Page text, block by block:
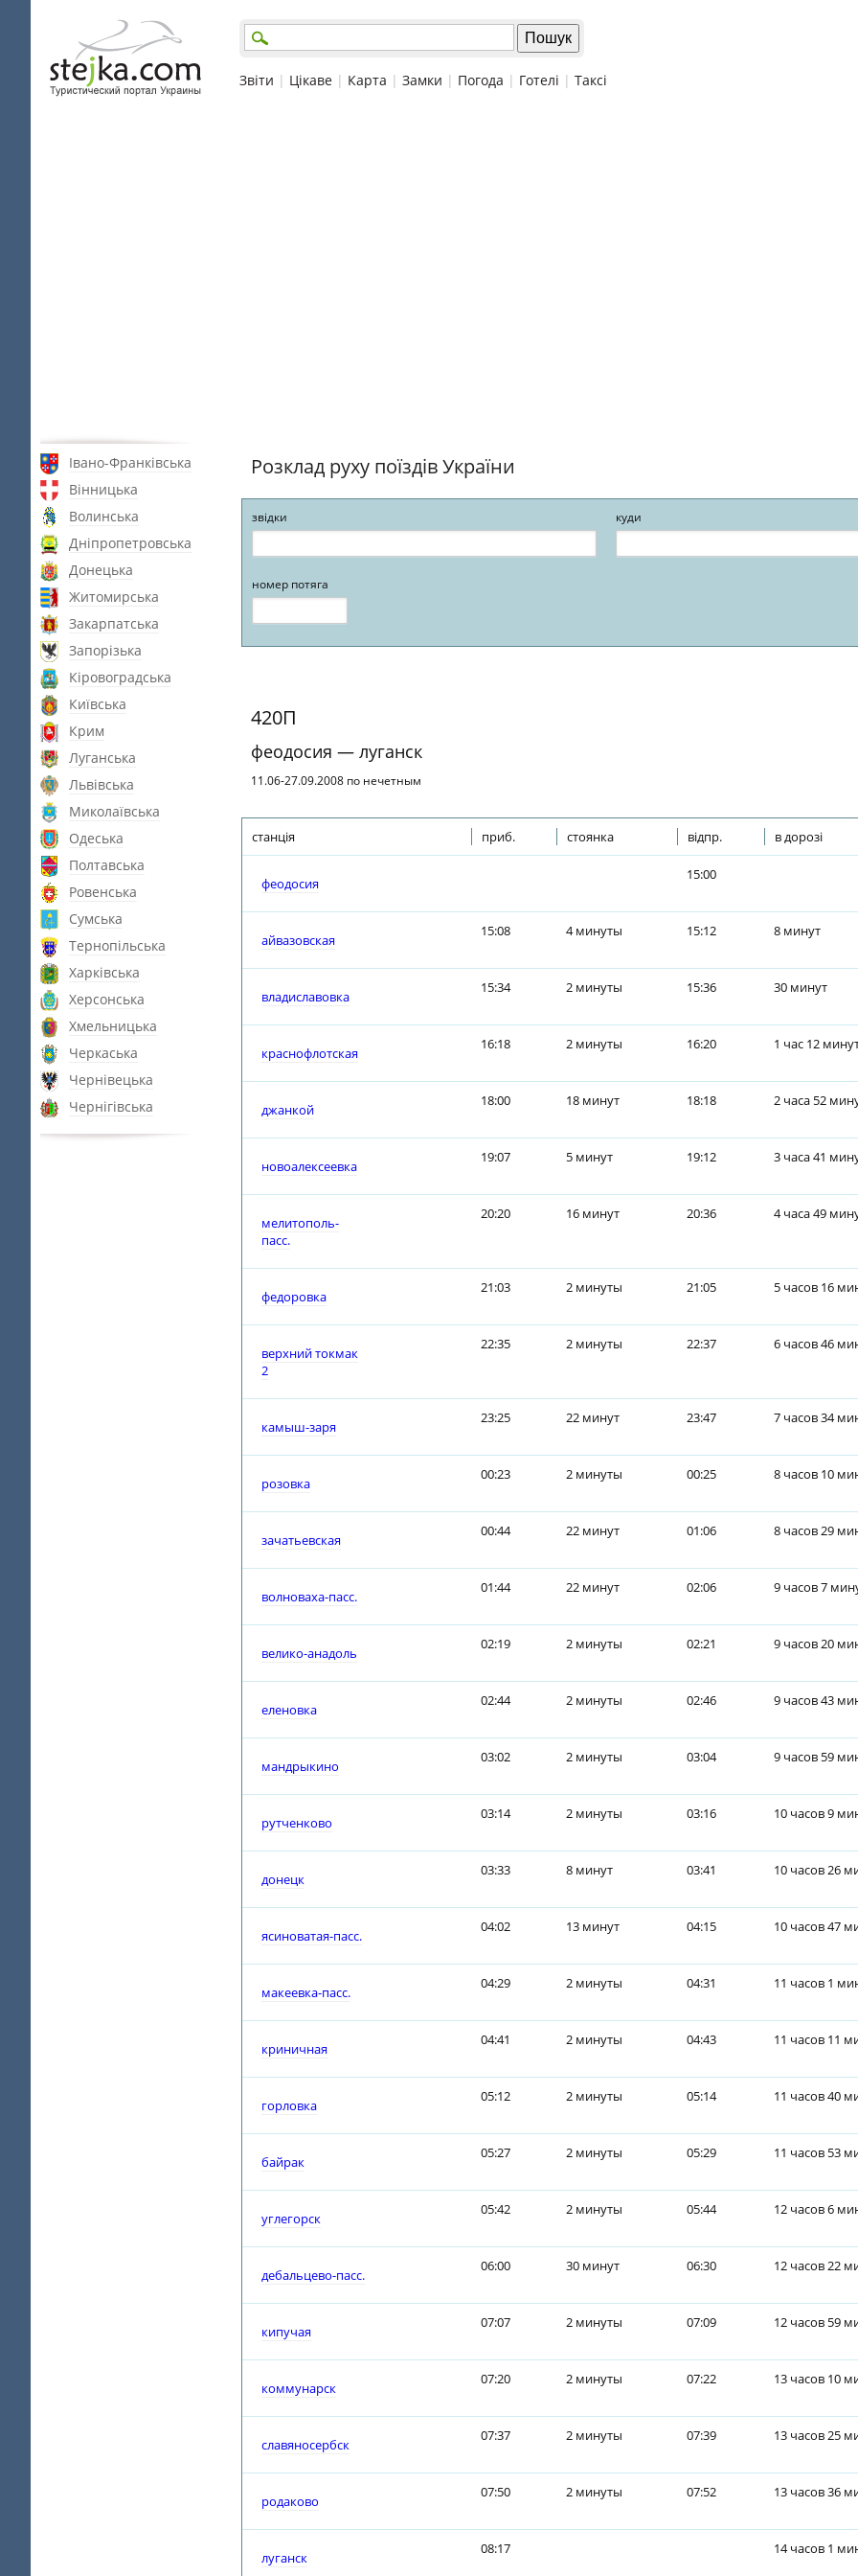
Звіти | Цікаве | Карта | Замки | Погода | Готелі | Таксі
Івано-Франківська
Вінницька
Волинська
Дніпропетровська
Донецька
Житомирська
Закарпатська
Запорізька
Кіровоградська
Київська
Крим
Луганська
Львівська
Миколаївська
Одеська
Полтавська
Ровенська
Сумська
Тернопільська
Харківська
Херсонська
Хмельницька
Черкаська
Чернівецька
Чернігівська
Розклад руху поїздів України
звідки куди
номер потяга
420П
феодосия — луганск
11.06-27.09.2008 по нечетным
станція приб. стоянка відпр. в дорозі
феодосия
15:00
айвазовская
15:08 4 минуты 15:12 8 минут
владиславовка
15:34 2 минуты 15:36 30 минут
краснофлотская
16:18 2 минуты 16:20 1 час 12
джанкой
18:00 18 минут 18:18 2 часа 52
новоалексеевка
19:07 5 минут 19:12 3 часа 41
мелитополь-
пасс.
20:20 16 минут 20:36 4 часа 49
федоровка
21:03 2 минуты 21:05 5 часов 16
верхний токмак
2
22:35 2 минуты 22:37 6 часов 46
камыш-заря
23:25 22 минут 23:47 7 часов 34
розовка
00:23 2 минуты 00:25 8 часов 10
зачатьевская
00:44 22 минут 01:06 8 часов 29
волноваха-пасс.
01:44 22 минут 02:06 9 часов 7
велико-анадоль
02:19 2 минуты 02:21 9 часов 20
еленовка
02:44 2 минуты 02:46 9 часов 43
мандрыкино
03:02 2 минуты 03:04 9 часов 59
рутченково
03:14 2 минуты 03:16 10 часов 9
донецк
03:33 8 минут 03:41 10 часов 26
ясиноватая-пасс.
04:02 13 минут 04:15 10 часов 47
макеевка-пасс.
04:29 2 минуты 04:31 11 часов 1
криничная
04:41 2 минуты 04:43 11 часов 11
горловка
05:12 2 минуты 05:14 11 часов 40
байрак
05:27 2 минуты 05:29 11 часов 53
углегорск
05:42 2 минуты 05:44 12 часов 6
дебальцево-пасс.
06:00 30 минут 06:30 12 часов 22
кипучая
07:07 2 минуты 07:09 12 часов 59
коммунарск
07:20 2 минуты 07:22 13 часов 10
славяносербск
07:37 2 минуты 07:39 13 часов 25
родаково
07:50 2 минуты 07:52 13 часов 36
луганск
08:17 14 часов 1